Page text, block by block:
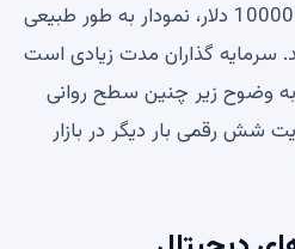
با MA 200 روزه نزدیک به 100000 دلار، نمودار به طور طبیعی
سرمایه گذاران مدت زیادی است
وضوح زیر چنین سطح روانی
شش رقمی بار دیگر در بازار